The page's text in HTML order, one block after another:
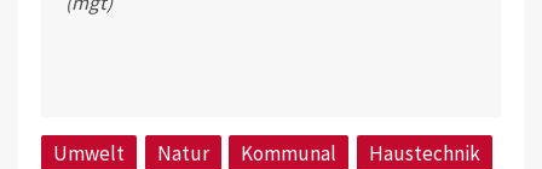
Umwelt Natur Kommunal Haustechnik